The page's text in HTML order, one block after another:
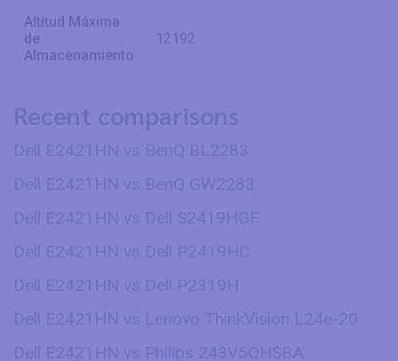
Altitud Máxima
de
Almacenamiento
12192
Recent comparisons